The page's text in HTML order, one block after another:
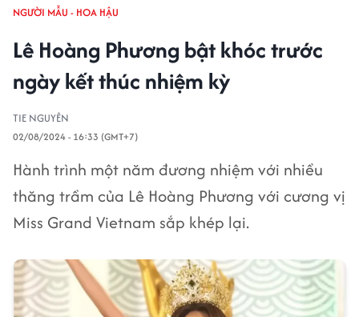
NGƯỜI MẪU - HOA HẬU
Lê Hoàng Phương bật khóc trước
ngày kết thúc nhiệm kỳ
TIE NGUYÊN
02/08/2024 - 16:33 (GMT+7)
Hành trình một năm đương nhiệm với nhiều
thăng trầm của Lê Hoàng Phương với cương vị
Miss Grand Vietnam sắp khép lại.